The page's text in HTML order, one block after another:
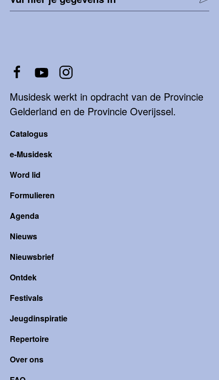
Musidesk werkt in opdracht van de Provincie
Gelderland en de Provincie Overijssel.
Catalogus
e-Musidesk
Word lid
Formulieren
Agenda
Nieuws
Nieuwsbrief
Ontdek
Festivals
Jeugdinspiratie
Repertoire
Over ons